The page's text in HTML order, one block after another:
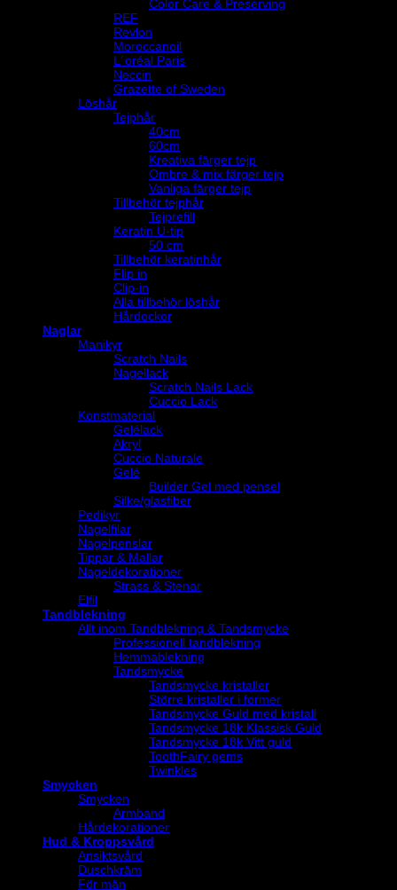
Color Care & Preserving
REF
Revlon
Moroccanoil
L´oréal Paris
Neccin
Grazette of Sweden
Löshår
Tejphår
40cm
60cm
Kreativa färger tejp
Ombre & mix färger tejp
Vanliga färger tejp
Tillbehör tejphår
Tejprefill
Keratin U-tip
50 cm
Tillbehör keratinhår
Flip in
Clip-in
Alla tillbehör löshår
Hårdockor
Naglar
Manikyr
Scratch Nails
Nagellack
Scratch Nails Lack
Cuccio Lack
Konstmaterial
Gelélack
Akryl
Cuccio Naturale
Gelé
Builder Gel med pensel
Silke/glasfiber
Pedikyr
Nagelfilar
Nagelpenslar
Tippar & Mallar
Nageldekorationer
Strass & Stenar
Elfil
Tandblekning
Allt inom Tandblekning & Tandsmycke
Professionell tandblekning
Hemmablekning
Tandsmycke
Tandsmycke kristaller
Större kristaller i former
Tandsmycke Guld med kristall
Tandsmycke 18k Klassisk Guld
Tandsmycke 18k Vitt guld
ToothFairy gems
Twinkles
Smycken
Smycken
Armband
Hårdekorationer
Hud & Kroppsvård
Ansiktsvård
Duschkräm
För män